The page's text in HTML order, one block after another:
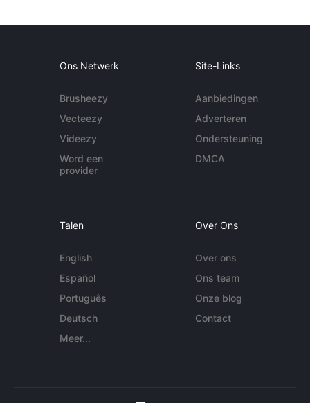
Ons Netwerk
Brusheezy
Vecteezy
Videezy
Word een
provider
Site-Links
Aanbiedingen
Adverteren
Ondersteuning
DMCA
Talen
English
Español
Português
Deutsch
Meer...
Over Ons
Over ons
Ons team
Onze blog
Contact